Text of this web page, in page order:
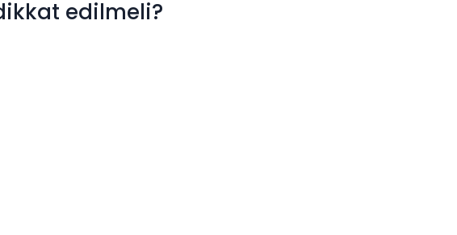
edilmeli?